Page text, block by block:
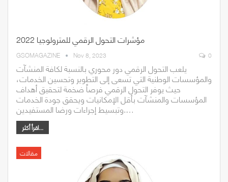
مؤشرات التحول الرقمي للمترولوجيا 2022
GSOMAGAZINE Nov 8, 2023 0
يلعب التحول الرقمي دور محوري بالنسبة لكافة المنشآت
والمؤسسات الوطنية التي تسعى إلى التطوير وتحسين الخدمات،
حيث يوفر التحول الرقمي فرصاً ضخمة لتحقيق أهداف
المؤسسات والمنشآت بأقل الإمكانيات ويحقق جودة الخدمات
وتبسيط إجراءات ورضا المستفيدين.…
اقرأ أكثر...
مقالات